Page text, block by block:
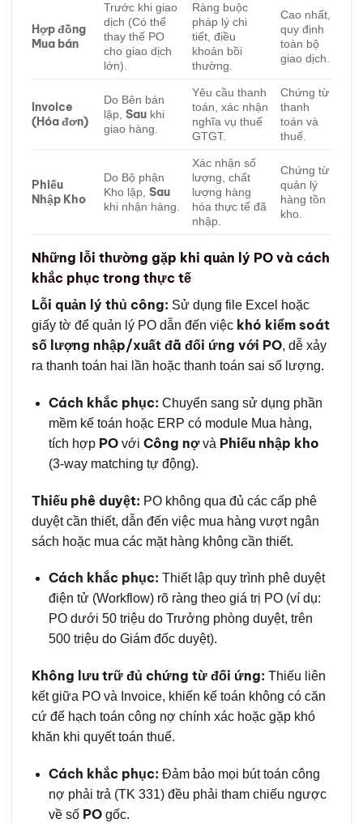
Hợp đồng
Mua bán
Trước khi giao
dịch (Có thể
thay thế PO
cho giao dịch
lớn).
Ràng buộc
pháp lý chi
tiết, điều
khoản bồi
thường.
Cao nhất,
quy định
toàn bộ
giao dịch.
Invoice
(Hóa đơn)
Do Bên bán
lập,Sau khi
giao hàng.
Yêu cầu thanh
toán, xác nhận
nghĩa vụ thuế
GTGT.
Chứng từ
thanh
toán và
thuế.
Phiếu
Nhập Kho
Do Bộ phận
Kho lập,Sau
khi nhận hàng.
Xác nhận số
lượng, chất
lượng hàng
hóa thực tế đã
nhập.
Chứng từ
quản lý
hàng tồn
kho.
Những lỗi thường gặp khi quản lý PO và cách
khắc phục trong thực tế
Lỗi quản lý thủ công: Sử dụng file Excel hoặc
giấy tờ để quản lý PO dẫn đến việc khó kiểm soát
số lượng nhập/xuất đã đối ứng với PO, dễ xảy
ra thanh toán hai lần hoặc thanh toán sai số lượng.
Cách khắc phục: Chuyển sang sử dụng phần
mềm kế toán hoặc ERP có module Mua hàng,
tích hợp POvới Công nợvà Phiếu nhập kho
(3-way matching tự động).
Thiếu phê duyệt: PO không qua đủ các cấp phê
duyệt cần thiết, dẫn đến việc mua hàng vượt ngân
sách hoặc mua các mặt hàng không cần thiết.
Cách khắc phục: Thiết lập quy trình phê duyệt
điện tử (Workflow) rõ ràng theo giá trị PO (ví dụ:
PO dưới 50 triệu do Trưởng phòng duyệt, trên
500 triệu do Giám đốc duyệt).
Không lưu trữ đủ chứng từ đối ứng: Thiếu liên
kết giữa PO và Invoice, khiến kế toán không có căn
cứ để hạch toán công nợ chính xác hoặc gặp khó
khăn khi quyết toán thuế.
Cách khắc phục: Đảm bảo mọi bút toán công
nợ phải trả (TK 331) đều phải tham chiếu ngược
về số POgốc.